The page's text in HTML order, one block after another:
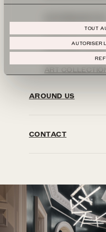
TOUT
AUTORISER
HERITAGE
ART
AROUND US
CONTACT